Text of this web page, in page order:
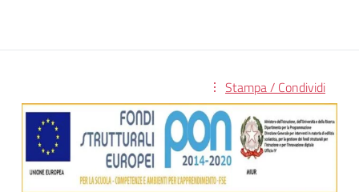
Stampa / Condividi